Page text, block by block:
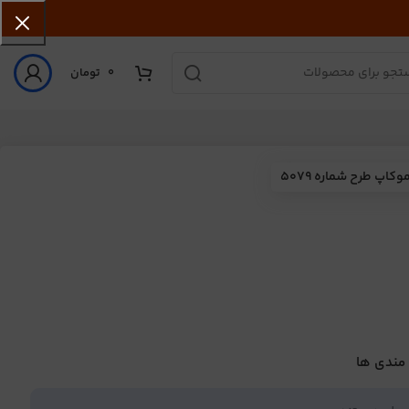
0 تومان
موکاپ طرح شماره 5079
مندی ها